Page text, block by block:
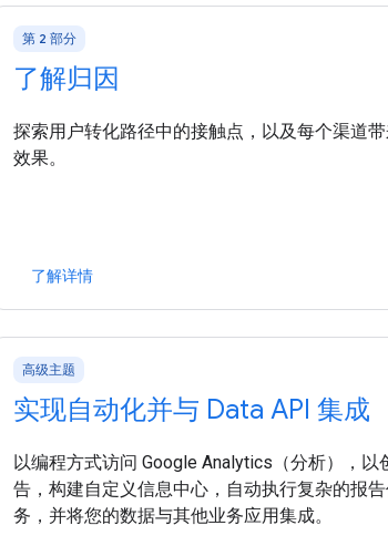
第 2 部分
了解归因
探索用户转化路径中的接触点，以及每个渠道
效果。
了解详情
高级主题
实现自动化并与 Data API 集成
以编程方式访问 Google Analytics（分析），以
告，构建自定义信息中心，自动执行复杂的报
务，并将您的数据与其他业务应用集成。